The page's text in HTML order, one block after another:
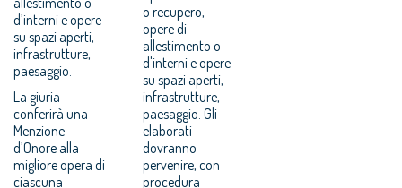
d’interni e opere
su spazi aperti,
infrastrutture,
paesaggio.
La giuria
conferirà una
Menzione
d’Onore alla
migliore opera di
ciascuna
o recupero,
opere di
allestimento o
d'interni e opere
su spazi aperti,
infrastrutture,
paesaggio. Gli
elaborati
dovranno
pervenire, con
procedura